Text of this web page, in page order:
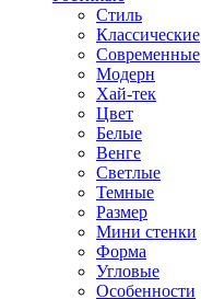
Стиль
Классические
Современные
Модерн
Хай-тек
Цвет
Белые
Венге
Светлые
Темные
Размер
Мини стенки
Форма
Угловые
Особенности